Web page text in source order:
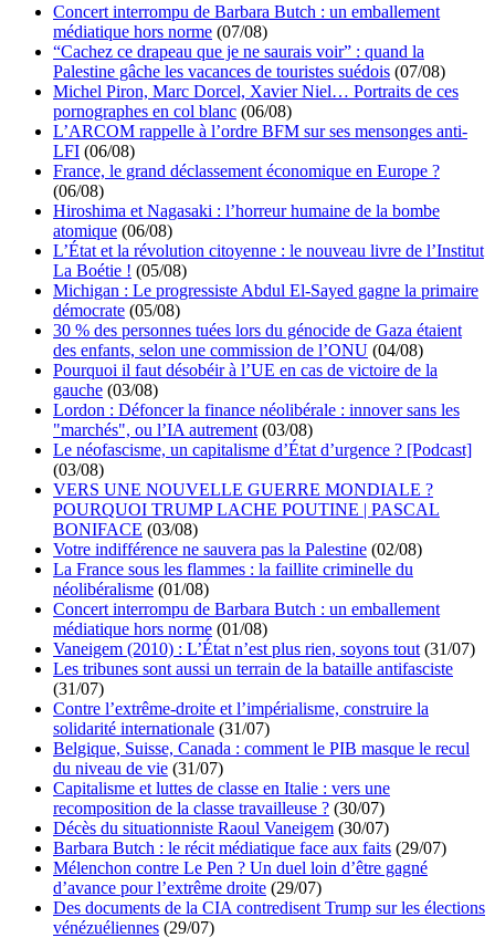
Concert interrompu de Barbara Butch : un emballement
médiatique hors norme (07/08)
“Cachez ce drapeau que je ne saurais voir” : quand la
Palestine gâche les vacances de touristes suédois (07/08)
Michel Piron, Marc Dorcel, Xavier Niel… Portraits de ces
pornographes en col blanc (06/08)
L’ARCOM rappelle à l’ordre BFM sur ses mensonges anti-
LFI (06/08)
France, le grand déclassement économique en Europe ?
(06/08)
Hiroshima et Nagasaki : l’horreur humaine de la bombe
atomique (06/08)
L’État et la révolution citoyenne : le nouveau livre de l’Institut
La Boétie ! (05/08)
Michigan : Le progressiste Abdul El-Sayed gagne la primaire
démocrate (05/08)
30 % des personnes tuées lors du génocide de Gaza étaient
des enfants, selon une commission de l’ONU (04/08)
Pourquoi il faut désobéir à l’UE en cas de victoire de la
gauche (03/08)
Lordon : Défoncer la finance néolibérale : innover sans les
"marchés", ou l’IA autrement (03/08)
Le néofascisme, un capitalisme d’État d’urgence ? [Podcast]
(03/08)
VERS UNE NOUVELLE GUERRE MONDIALE ?
POURQUOI TRUMP LACHE POUTINE | PASCAL
BONIFACE (03/08)
Votre indifférence ne sauvera pas la Palestine (02/08)
La France sous les flammes : la faillite criminelle du
néolibéralisme (01/08)
Concert interrompu de Barbara Butch : un emballement
médiatique hors norme (01/08)
Vaneigem (2010) : L’État n’est plus rien, soyons tout (31/07)
Les tribunes sont aussi un terrain de la bataille antifasciste
(31/07)
Contre l’extrême-droite et l’impérialisme, construire la
solidarité internationale (31/07)
Belgique, Suisse, Canada : comment le PIB masque le recul
du niveau de vie (31/07)
Capitalisme et luttes de classe en Italie : vers une
recomposition de la classe travailleuse ? (30/07)
Décès du situationniste Raoul Vaneigem (30/07)
Barbara Butch : le récit médiatique face aux faits (29/07)
Mélenchon contre Le Pen ? Un duel loin d’être gagné
d’avance pour l’extrême droite (29/07)
Des documents de la CIA contredisent Trump sur les élections
vénézuéliennes (29/07)